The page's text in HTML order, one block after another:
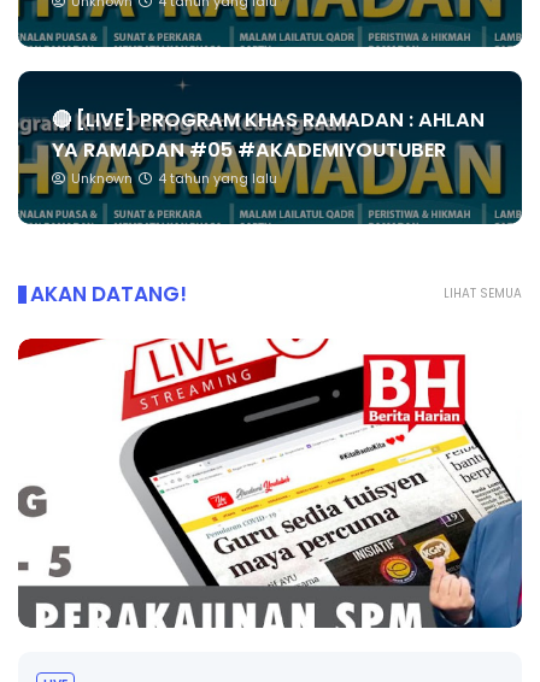
🔴 [LIVE] PROGRAM KHAS RAMADAN : AHLAN
YA RAMADAN #05 #AKADEMIYOUTUBER
Unknown 4 tahun yang lalu
LIHAT SEMUA
AKAN DATANG!